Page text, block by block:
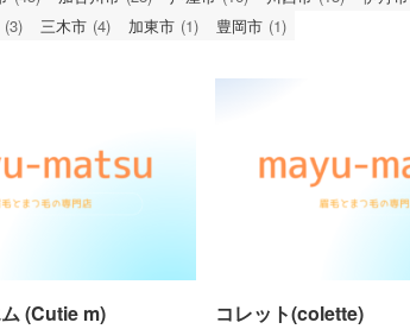
(3) 三木市 (4) 加東市 (1) 豊岡市 (1)
(Cutie m) コレット(colette)